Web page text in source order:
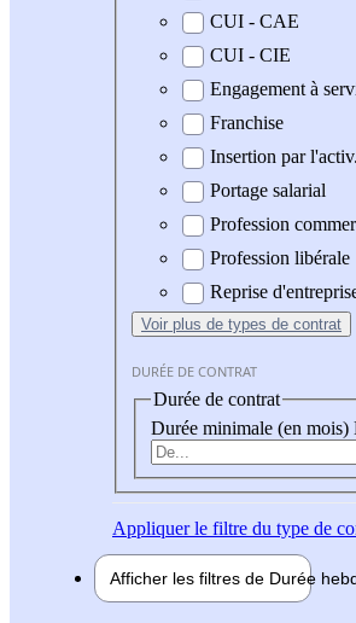
CUI - CAE
CUI - CIE
Engagement à
Franchise
Insertion par
Portage salarial
Profession
Profession libérale
Reprise
Voir plus de types de contrat
DURÉE DE CONTRAT
Durée de contrat
Durée minimale (en mois)
Appliquerle filtre du type de
Afficher les filtres de Durée